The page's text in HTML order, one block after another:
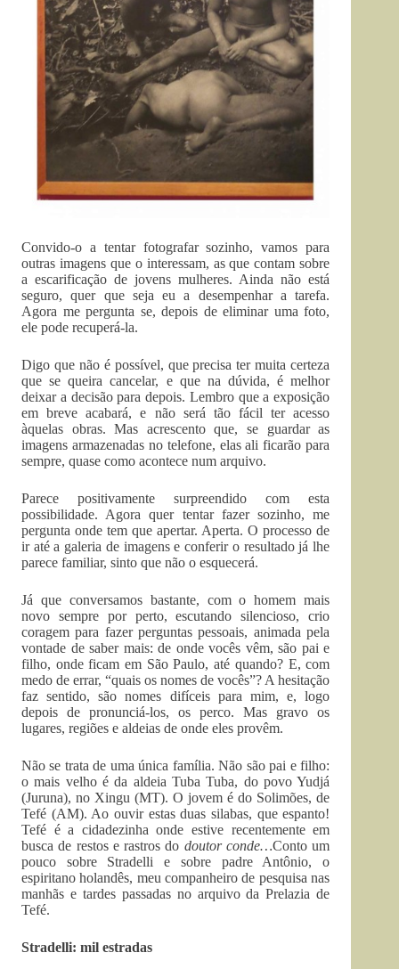
Convido-o a tentar fotografar sozinho, vamos para
outras imagens que o interessam, as que contam sobre
a escarificação de jovens mulheres. Ainda não está
seguro, quer que seja eu a desempenhar a tarefa.
Agora me pergunta se, depois de eliminar uma foto,
ele pode recuperá-la.
Digo que não é possível, que precisa ter muita certeza
que se queira cancelar, e que na dúvida, é melhor
deixar a decisão para depois. Lembro que a exposição
em breve acabará, e não será tão fácil ter acesso
àquelas obras. Mas acrescento que, se guardar as
imagens armazenadas no telefone, elas ali ficarão para
sempre, quase como acontece num arquivo.
Parece positivamente surpreendido com esta
possibilidade. Agora quer tentar fazer sozinho, me
pergunta onde tem que apertar. Aperta. O processo de
ir até a galeria de imagens e conferir o resultado já lhe
parece familiar, sinto que não o esquecerá.
Já que conversamos bastante, com o homem mais
novo sempre por perto, escutando silencioso, crio
coragem para fazer perguntas pessoais, animada pela
vontade de saber mais: de onde vocês vêm, são pai e
filho, onde ficam em São Paulo, até quando? E, com
medo de errar, “quais os nomes de vocês”? A hesitação
faz sentido, são nomes difíceis para mim, e, logo
depois de pronunciá-los, os perco. Mas gravo os
lugares, regiões e aldeias de onde eles provêm.
Não se trata de uma única família. Não são pai e filho:
o mais velho é da aldeia Tuba Tuba, do povo Yudjá
(Juruna), no Xingu (MT). O jovem é do Solimões, de
Tefé (AM). Ao ouvir estas duas silabas, que espanto!
Tefé é a cidadezinha onde estive recentemente em
busca de restos e rastros do doutor conde…Conto um
pouco sobre Stradelli e sobre padre Antônio, o
espiritano holandês, meu companheiro de pesquisa nas
manhãs e tardes passadas no arquivo da Prelazia de
Tefé.
Stradelli: mil estradas